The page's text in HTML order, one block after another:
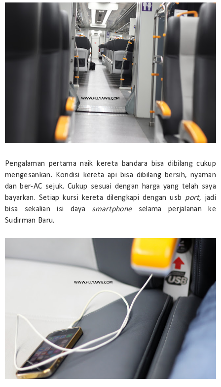
Pengalaman pertama naik kereta bandara bisa dibilang cukup
mengesankan. Kondisi kereta api bisa dibilang bersih, nyaman
dan ber-AC sejuk. Cukup sesuai dengan harga yang telah saya
bayarkan. Setiap kursi kereta dilengkapi dengan usb port, jadi
bisa sekalian isi daya smartphone selama perjalanan ke
Sudirman Baru.